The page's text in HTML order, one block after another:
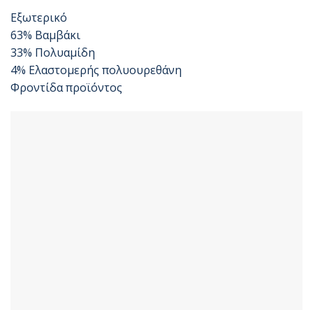
Εξωτερικό
63% Βαμβάκι
33% Πολυαμίδη
4% Ελαστομερής πολυουρεθάνη
Φροντίδα προϊόντος